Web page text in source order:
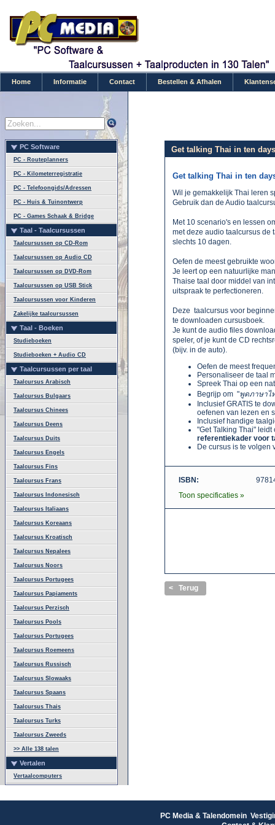
Home Informatie Contact Bestellen & Afhalen
PC Software
PC - Routeplanners
PC - Kilometerregistratie
PC - Telefoongids/Adressen
PC - Huis & Tuinontwerp
PC - Games Schaak & Bridge
Taal - Taalcursussen
Taalcursussen op CD-Rom
Taalcursussen op Audio CD
Taalcursussen op DVD-Rom
Taalcursussen op USB Stick
Taalcursussen voor Kinderen
Zakelijke taalcursussen
Taal - Boeken
Studieboeken
Studieboeken + Audio CD
Taalcursussen per taal
Taalcursus Arabisch
Taalcursus Bulgaars
Taalcursus Chinees
Taalcursus Deens
Taalcursus Duits
Taalcursus Engels
Taalcursus Fins
Taalcursus Frans
Taalcursus Indonesisch
Taalcursus Italiaans
Taalcursus Koreaans
Taalcursus Kroatisch
Taalcursus Nepalees
Taalcursus Noors
Taalcursus Portugees
Taalcursus Papiaments
Taalcursus Perzisch
Taalcursus Pools
Taalcursus Portugees
Taalcursus Roemeens
Taalcursus Russisch
Taalcursus Slowaaks
Taalcursus Spaans
Taalcursus Thais
Taalcursus Turks
Taalcursus Zweeds
>> Alle 138 talen
Vertalen
Vertaalcomputers
Get talking Thai in ten
Get talking Thai in ten
Wil je gemakkelijk Thai leren
Gebruik dan de Audio
Met 10 scenario's en lessen
met deze audio taalcursus de
slechts 10 dagen.
Oefen de meest gebruikte
Je leert op een natuurlijke
Thaise taal door middel van
uitspraak te perfectioneren.
Deze taalcursus voor
te downloaden cursusboek.
Je kunt de audio files
speler, of je kunt de CD
(bijv. in de auto).
Oefen de meest
Personaliseer de taal
Spreek Thai op een
Begrijp om "พูดภาษาไ
Inclusief GRATIS te
oefenen van lezen en
Inclusief handige
"Get Talking Thai" leidt
referentiekader voor
De cursus is te volgen
ISBN:
Toon specificaties »
< Terug
PC Media & Talendomein